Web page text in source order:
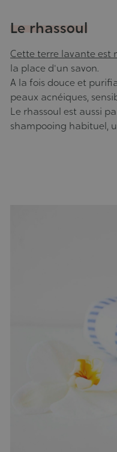
Le rhassoul
Cette terre lavante est
la place d'un savon.
A la fois douce et
peaux acnéiques,
Le rhassoul est aussi
shampooing habituel,